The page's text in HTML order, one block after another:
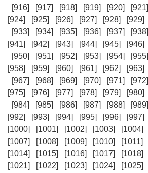
[916] [917] [918] [919] [920] [921]
[924]
[925] [926] [927] [928] [929]
[933]
[934] [935] [936] [937] [938]
[941]
[942] [943] [944] [945] [946]
[950]
[951] [952] [953] [954] [955]
[958]
[959] [960] [961] [962] [963]
[967]
[968] [969] [970] [971] [972]
[975]
[976] [977] [978] [979] [980]
[984]
[985] [986] [987] [988] [989]
[992]
[993] [994] [995] [996] [997]
[1000]
[1001] [1002] [1003] [1004]
[1007]
[1008] [1009] [1010] [1011]
[1014]
[1015] [1016] [1017] [1018]
[1021]
[1022] [1023] [1024] [1025]